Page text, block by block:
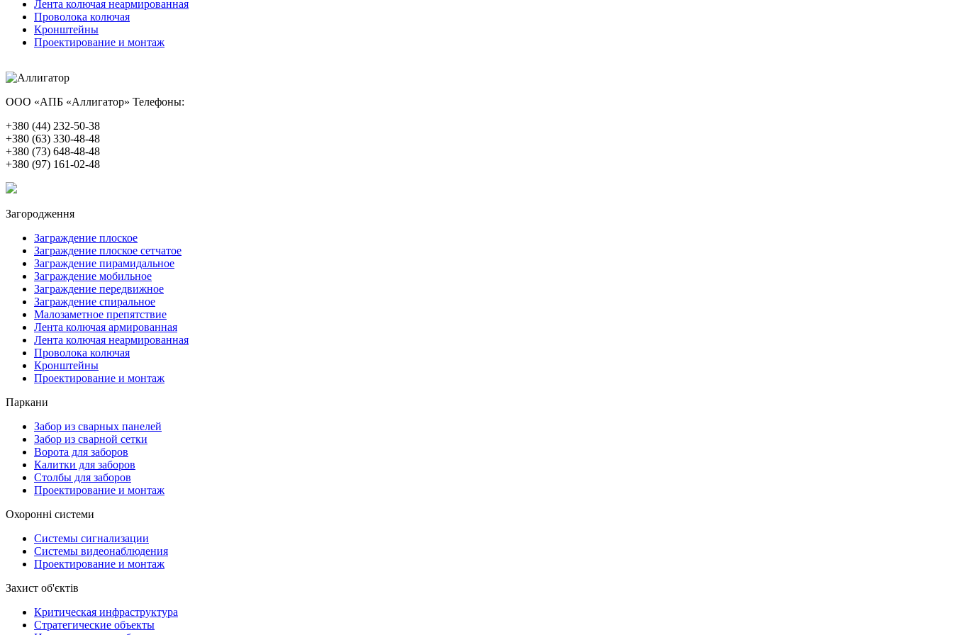
Лента колючая неармированная
Проволока колючая
Кронштейны
Проектирование и монтаж
ООО «АПБ «Аллигатор» Телефоны:
+380 (44) 232-50-38
+380 (63) 330-48-48
+380 (73) 648-48-48
+380 (97) 161-02-48
Загородження
Заграждение плоское
Заграждение плоское сетчатое
Заграждение пирамидальное
Заграждение мобильное
Заграждение передвижное
Заграждение спиральное
Малозаметное препятствие
Лента колючая армированная
Лента колючая неармированная
Проволока колючая
Кронштейны
Проектирование и монтаж
Паркани
Забор из сварных панелей
Забор из сварной сетки
Ворота для заборов
Калитки для заборов
Столбы для заборов
Проектирование и монтаж
Охоронні системи
Системы сигнализации
Системы видеонаблюдения
Проектирование и монтаж
Захист об'єктів
Критическая инфраструктура
Стратегические объекты